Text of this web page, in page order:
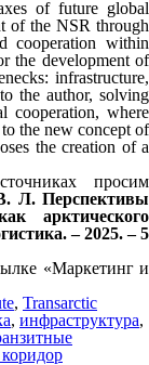
of future global
of the NSR through
cooperation within
the development of
infrastructure,
the author, solving
cooperation, where
the new concept of
the creation of a
просим
Л. Перспективы
арктического
– 2025. – 5
«Маркетинг и
, Transarctic
, инфраструктура,